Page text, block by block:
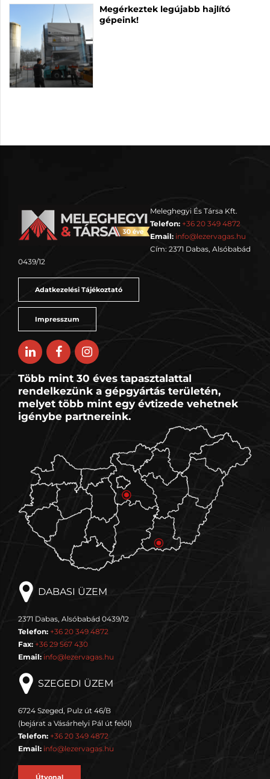
Megérkeztek legújabb hajlító
gépeink!
Meleghegyi És Társa Kft.
Telefon: +36 20 349 4872
Email: info@lezervagas.hu
Cím: 2371 Dabas, Alsóbabád
0439/12
Adatkezelési Tájékoztató
Impresszum
Több mint 30 éves tapasztalattal
rendelkezünk a gépgyártás területén,
melyet több mint egy évtizede vehetnek
igénybe partnereink.
DABASI ÜZEM
2371 Dabas, Alsóbabád 0439/12
Telefon: +36 20 349 4872
Fax: +36 29 567 430
Email: info@lezervagas.hu
SZEGEDI ÜZEM
6724 Szeged, Pulz út 46/B
(bejárat a Vásárhelyi Pál út felől)
Telefon: +36 20 349 4872
Email: info@lezervagas.hu
Útvonal